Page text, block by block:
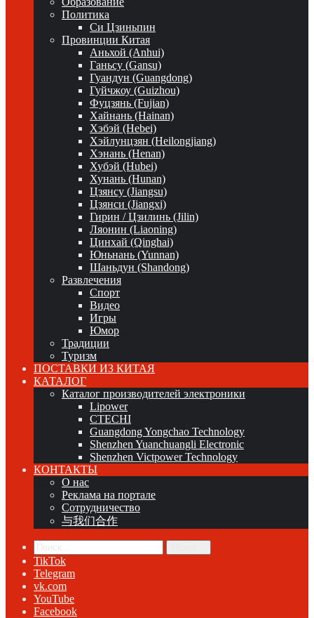
Политика
Си Цзиньпин
Провинции Китая
Аньхой (Anhui)
Ганьсу (Gansu)
Гуандун (Guangdong)
Гуйчжоу (Guizhou)
Фуцзянь (Fujian)
Хайнань (Hainan)
Хэбэй (Hebei)
Хэйлунцзян (Heilongjiang)
Хэнань (Henan)
Хубэй (Hubei)
Хунань (Hunan)
Цзянсу (Jiangsu)
Цзянси (Jiangxi)
Гирин / Цзилинь (Jilin)
Ляонин (Liaoning)
Цинхай (Qinghai)
Юньнань (Yunnan)
Шаньдун (Shandong)
Развлечения
Спорт
Видео
Игры
Юмор
Традиции
Туризм
ПОСТАВКИ ИЗ КИТАЯ
КАТАЛОГ
Каталог производителей электроники
Lipower
CTECHI
Guangdong Yongchao Technology
Shenzhen Yuanchuangli Electronic
Shenzhen Victpower Technology
КОНТАКТЫ
О нас
Реклама на портале
Сотрудничество
与我们合作
TikTok
Telegram
vk.com
YouTube
Facebook